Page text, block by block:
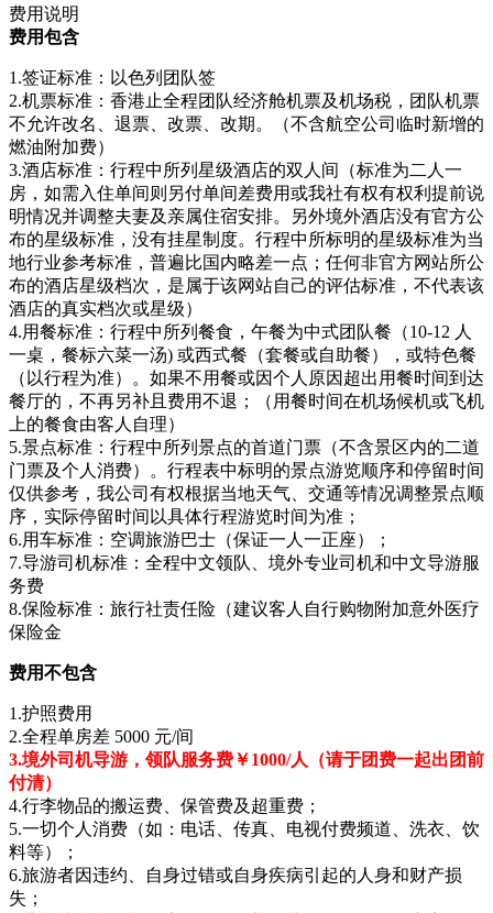
费用说明
费用包含
1.签证标准：以色列团队签
2.机票标准：香港止全程团队经济舱机票及机场税，团队机票
不允许改名、退票、改票、改期。（不含航空公司临时新增的
燃油附加费）
3.酒店标准：行程中所列星级酒店的双人间（标准为二人一
房，如需入住单间则另付单间差费用或我社有权有权利提前说
明情况并调整夫妻及亲属住宿安排。另外境外酒店没有官方公
布的星级标准，没有挂星制度。行程中所标明的星级标准为当
地行业参考标准，普遍比国内略差一点；任何非官方网站所公
布的酒店星级档次，是属于该网站自己的评估标准，不代表该
酒店的真实档次或星级）
4.用餐标准：行程中所列餐食，午餐为中式团队餐（10-12 人
一桌，餐标六菜一汤) 或西式餐（套餐或自助餐），或特色餐
（以行程为准）。如果不用餐或因个人原因超出用餐时间到达
餐厅的，不再另补且费用不退；（用餐时间在机场候机或飞机
上的餐食由客人自理）
5.景点标准：行程中所列景点的首道门票（不含景区内的二道
门票及个人消费）。行程表中标明的景点游览顺序和停留时间
仅供参考，我公司有权根据当地天气、交通等情况调整景点顺
序，实际停留时间以具体行程游览时间为准；
6.用车标准：空调旅游巴士（保证一人一正座）；
7.导游司机标准：全程中文领队、境外专业司机和中文导游服
务费
8.保险标准：旅行社责任险（建议客人自行购物附加意外医疗
保险金
费用不包含
1.护照费用
2.全程单房差 5000 元/间
3.境外司机导游，领队服务费￥1000/人（请于团费一起出团前
付清）
4.行李物品的搬运费、保管费及超重费；
5.一切个人消费（如：电话、传真、电视付费频道、洗衣、饮
料等）；
6.旅游者因违约、自身过错或自身疾病引起的人身和财产损
失；